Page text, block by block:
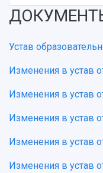
Устав
Изменения в устав
Изменения в устав
Изменения в устав
Изменения в устав
Изменения в устав